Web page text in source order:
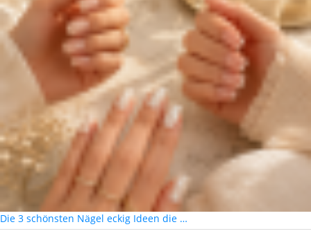
Die 3 schönsten Nägel eckig Ideen die …